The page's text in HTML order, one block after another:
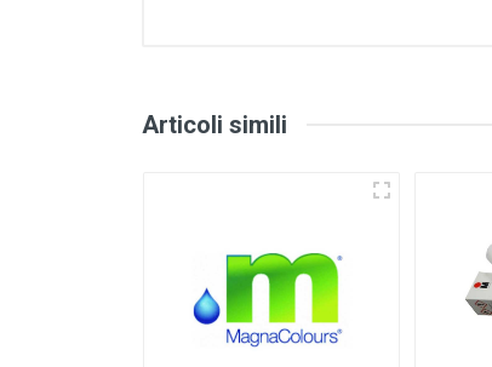
Articoli simili